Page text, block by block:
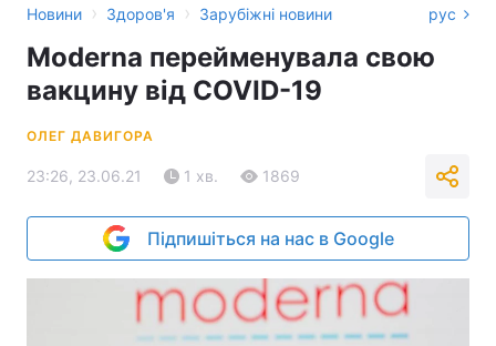
Новини › Здоров'я › Зарубіжні новини рус
Moderna перейменувала свою
вакцину від COVID-19
ОЛЕГ ДАВИГОРА
23:26, 23.06.21 1 хв. 1869
Підпишіться на нас в Google